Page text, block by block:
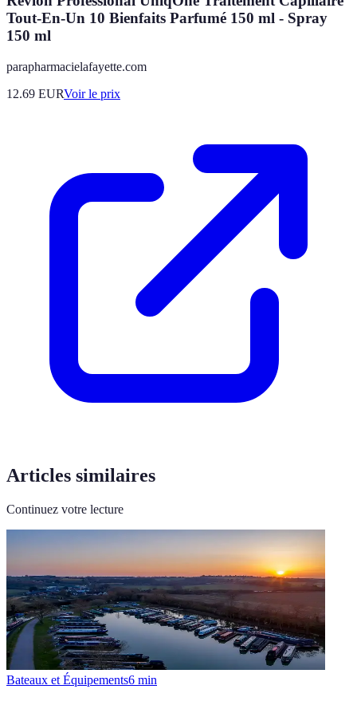
Tout-En-Un 10 Bienfaits Parfumé 150 ml - Spray
150 ml
parapharmacielafayette.com
12.69 EURVoir le prix
Articles similaires
Continuez votre lecture
Bateaux et Équipements6 min